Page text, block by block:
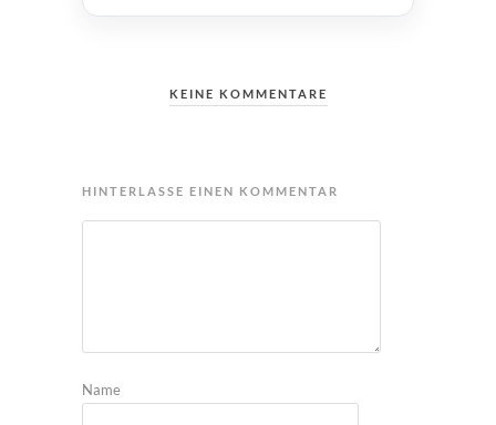
KEINE KOMMENTARE
HINTERLASSE EINEN KOMMENTAR
Name